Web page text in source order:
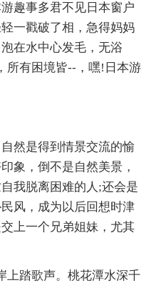
趣事多君不见日本窗户
一戳破了相，急得妈妈
在水中心发毛，无浴
所有困境皆--，嘿!日本游
然是得到情景交流的愉
象，倒不是自然美景，
我脱离困难的人;还会是
风，成为以后回想时津
上一个兄弟姐妹，尤其
踏歌声。桃花潭水深千